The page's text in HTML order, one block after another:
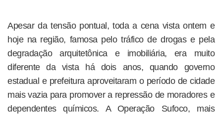
Apesar da tensão pontual, toda a cena vista ontem e
hoje na região, famosa pelo tráfico de drogas e pela
degradação arquitetônica e imobiliária, era muito
diferente da vista há dois anos, quando governo
estadual e prefeitura aproveitaram o período de cidade
mais vazia para promover a repressão de moradores e
dependentes químicos. A Operação Sufoco, mais